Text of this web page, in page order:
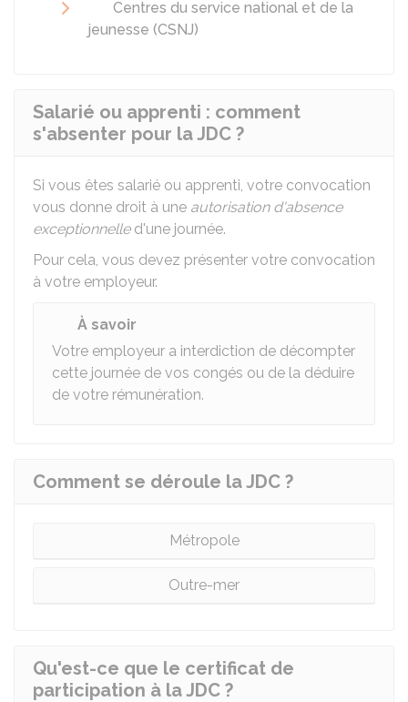
Centres du service national et de la
jeunesse (CSNJ)
Salarié ou apprenti : comment
s'absenter pour la JDC ?
Si vous êtes salarié ou apprenti, votre convocation
vous donne droit à une autorisation d'absence
exceptionnelled'une journée.
Pour cela, vous devez présenter votre convocation
à votre employeur.
À savoir
Votre employeur a interdiction de décompter
cette journée de vos congés ou de la déduire
de votre rémunération.
Comment se déroule la JDC ?
Métropole
Outre-mer
Qu'est-ce que le certificat de
participation à la JDC ?